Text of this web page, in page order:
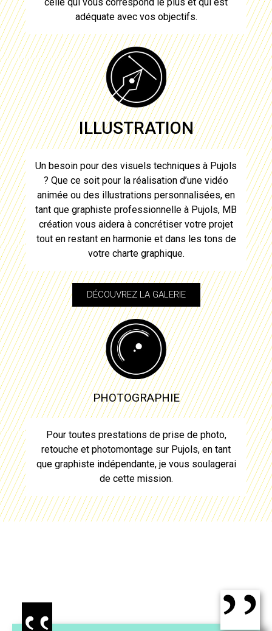
adéquate avec vos objectifs.
ILLUSTRATION
Un besoin pour des visuels techniques à Pujols
? Que ce soit pour la réalisation d’une vidéo
animée ou des illustrations personnalisées, en
tant que graphiste professionnelle à Pujols, MB
création vous aidera à concrétiser votre projet
tout en restant en harmonie et dans les tons de
votre charte graphique.
DÉCOUVREZ LA GALERIE
PHOTOGRAPHIE
Pour toutes prestations de prise de photo,
retouche et photomontage sur Pujols, en tant
que graphiste indépendante, je vous soulagerai
de cette mission.